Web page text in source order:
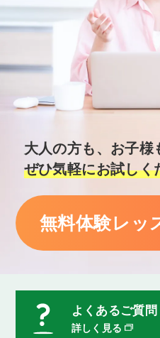
大人の方も、お子様
ぜひ気軽にお試しく
無料体験レッ
よくあるご質問
詳しく見る